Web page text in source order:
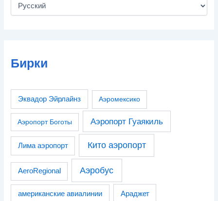
Бирки
Эквадор Эйрлайнз Аэромексико
Аэропорт Боготы Аэропорт Гуаякиль
Лима аэропорт Кито аэропорт
AeroRegional Аэробус
американские авиалинии Араджет